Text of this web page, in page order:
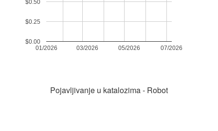
01/2026 03/2026 05/2026 07/2026
$0.00
$0.25
$0.50
Pojavljivanje u katalozima - Robot